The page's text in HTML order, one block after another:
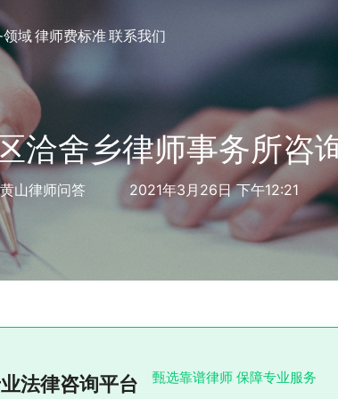
领域律师费标准联系我们
洽舍乡律师事务所咨
黄山律师问答 2021年3月26日 下午12:21
法律咨询平台 甄选靠谱律师 保障专业服务